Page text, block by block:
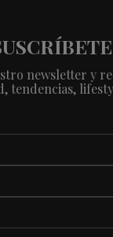
newsletter y
tendencias,